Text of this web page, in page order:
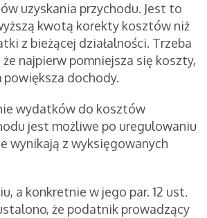
uzyskania przychodu. Jest to
kwotą korekty kosztów niż
z bieżącej działalności. Trzeba
najpierw pomniejsza się koszty,
dochody.
wydatków do kosztów
jest możliwe po uregulowaniu
wynikają z wyksięgowanych
a konkretnie w jego par. 12 ust.
że podatnik prowadzący